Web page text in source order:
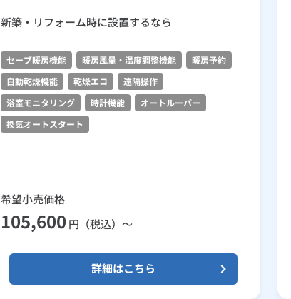
新築・リフォーム時に設置するなら
セーブ暖房機能 暖房風量・温度調整機能
暖房予約
自動乾燥機能
乾燥エコ
遠隔操作
浴室モニタリング
時計機能
オートルーバー
換気オートスタート
希望小売価格
105,600 円（税込）～
詳細はこちら